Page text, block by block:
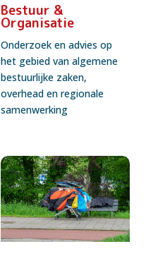
Bestuur &
Organisatie
Onderzoek en advies op
het gebied van algemene
bestuurlijke zaken,
overhead en regionale
samenwerking